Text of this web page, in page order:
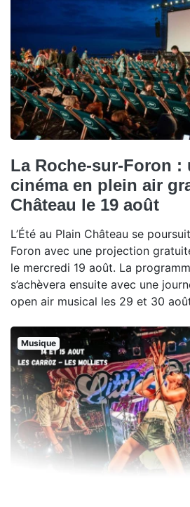
La Roche-sur-Foron :
cinéma en plein air
Château le 19 août
L’Été au Plain Château se
Foron avec une projection
le mercredi 19 août. La
s’achèvera ensuite avec une
open air musical les 29 et 30
Musique